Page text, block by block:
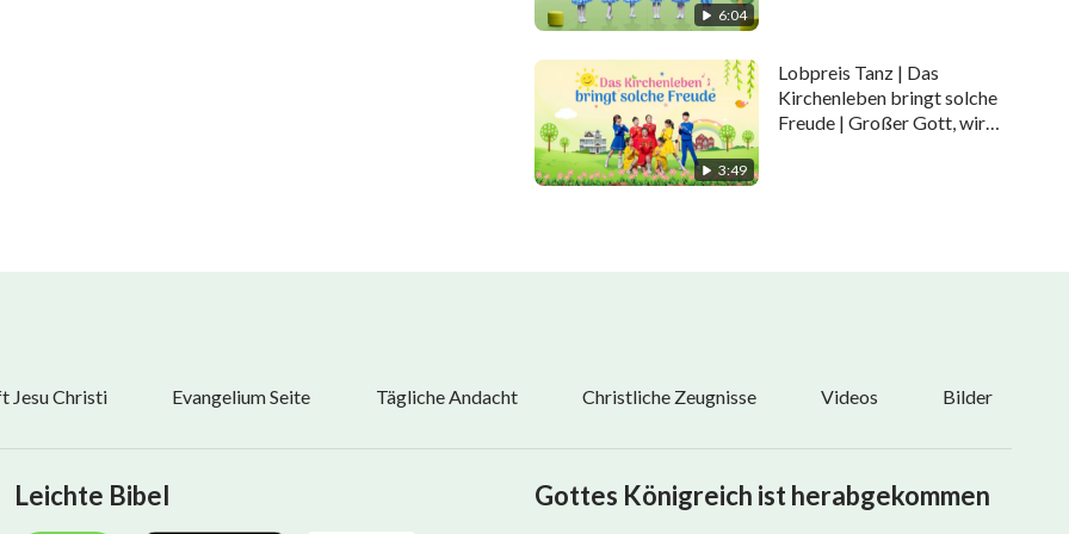
6:04
3:49
Lobpreis Tanz | Das
Kirchenleben bringt solche
Freude | Großer Gott, wir
Jesu Christi Evangelium Seite Tägliche Andacht Christliche Zeugnisse Videos Bilder
Leichte Bibel Gottes Königreich ist herabgekommen